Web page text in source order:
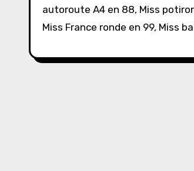
autoroute A4 en 88, Miss
Miss France ronde en 99, Miss